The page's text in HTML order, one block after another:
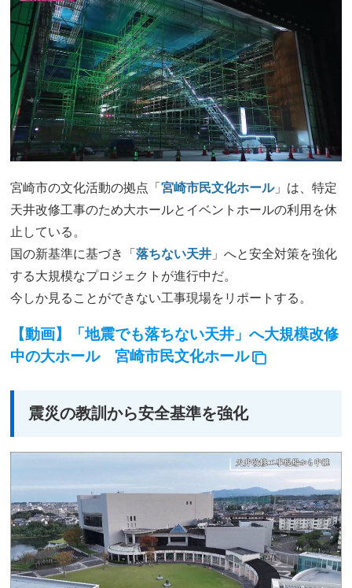
宮崎市の文化活動の拠点「宮崎市民文化ホール」は、特定
天井改修工事のため大ホールとイベントホールの利用を休
止している。
国の新基準に基づき「落ちない天井 」へと安全対策を強化
する大規模なプロジェクトが進行中だ。
今しか見ることができない工事現場をリポートする。
【動画】「地震でも落ちない天井」へ大規模改修
中の大ホール 宮崎市民文化ホール
震災の教訓から安全基準を強化